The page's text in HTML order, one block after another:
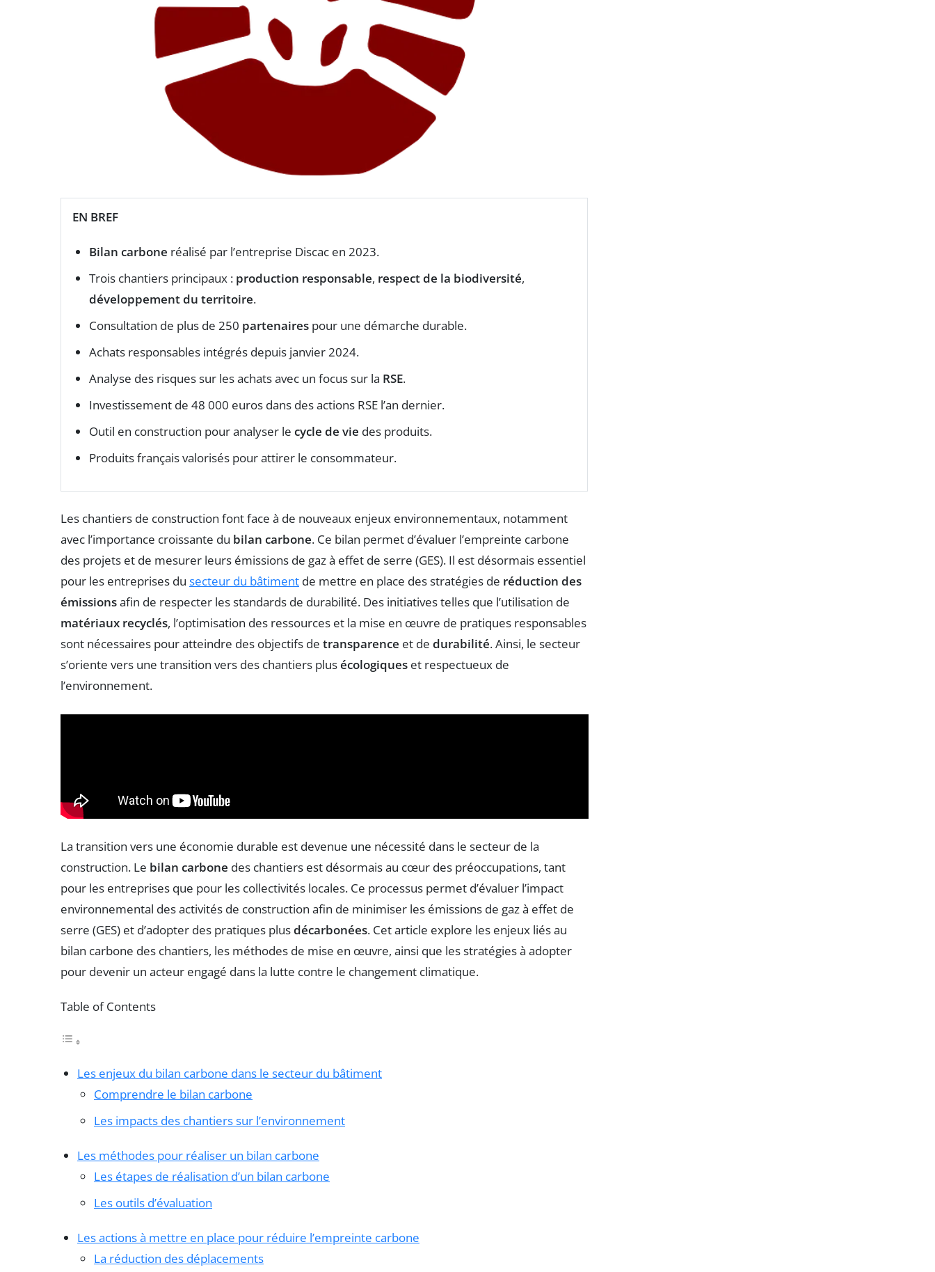
EN BREF
Bilan carbone réalisé par l’entreprise Discac en 2023.
Trois chantiers principaux : production responsable, respect de la biodiversité,
développement du territoire.
Consultation de plus de 250 partenaires pour une démarche durable.
Achats responsables intégrés depuis janvier 2024.
Analyse des risques sur les achats avec un focus sur la RSE.
Investissement de 48 000 euros dans des actions RSE l’an dernier.
Outil en construction pour analyser le cycle de vie des produits.
Produits français valorisés pour attirer le consommateur.
Les chantiers de construction font face à de nouveaux enjeux environnementaux, notamment
avec l’importance croissante du bilan carbone. Ce bilan permet d’évaluer l’empreinte carbone
des projets et de mesurer leurs émissions de gaz à effet de serre (GES). Il est désormais essentiel
pour les entreprises du secteur du bâtiment de mettre en place des stratégies de réduction des
émissionsafin de respecter les standards de durabilité. Des initiatives telles que l’utilisation de
matériaux recyclés, l’optimisation des ressources et la mise en œuvre de pratiques responsables
sont nécessaires pour atteindre des objectifs de transparence et de durabilité. Ainsi, le secteur
s’oriente vers une transition vers des chantiers plusécologiques et respectueux de
l’environnement.
La transition vers une économie durable est devenue une nécessité dans le secteur de la
construction. Le bilan carbone des chantiers est désormais au cœur des préoccupations, tant
pour les entreprises que pour les collectivités locales. Ce processus permet d’évaluer l’impact
environnemental des activités de construction afin de minimiser les émissions de gaz à effet de
serre (GES) et d’adopter des pratiques plusdécarbonées. Cet article explore les enjeux liés au
bilan carbone des chantiers, les méthodes de mise en œuvre, ainsi que les stratégies à adopter
pour devenir un acteur engagé dans la lutte contre le changement climatique.
Table of Contents
Les enjeux du bilan carbone dans le secteur du bâtiment
Comprendre le bilan carbone
Les impacts des chantiers sur l’environnement
Les méthodes pour réaliser un bilan carbone
Les étapes de réalisation d’un bilan carbone
Les outils d’évaluation
Les actions à mettre en place pour réduire l’empreinte carbone
La réduction des déplacements